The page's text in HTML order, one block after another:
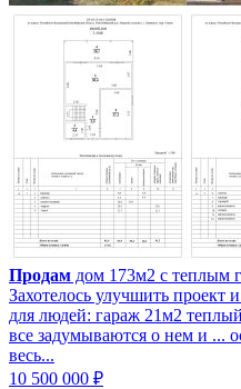
Продам дом 173м2 с теплым
Захотелось улучшить проект
для людей: гараж 21м2
все задумываются о нем и ...
весь...
10 500 000 ₽